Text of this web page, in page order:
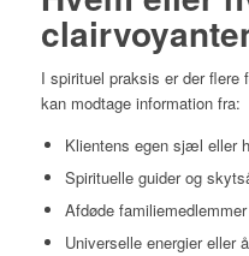
I spirituel praksis er der flere
kan modtage information fra:
Klientens egen sjæl eller
Spirituelle guider og
Afdøde
Universelle energier eller